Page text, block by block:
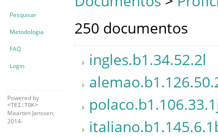
Pesquisar
Metodologia
FAQ
Login
Powered by
<TEI:TOK>
Maarten Janssen,
2014-
250 documentos
ingles.b1.34.52.2l